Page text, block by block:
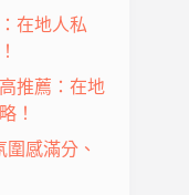
在地人私
推薦：在地
！
圍感滿分、